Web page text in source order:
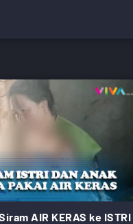
AIR KERAS ke ISTRI